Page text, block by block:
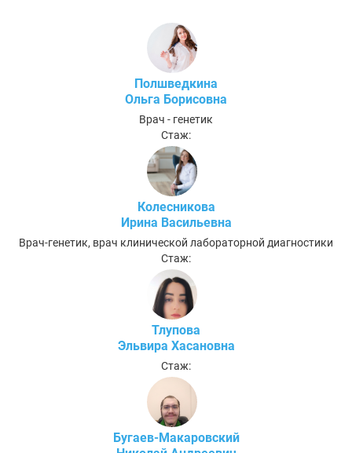
Полшведкина
Ольга Борисовна
Врач - генетик
Стаж:
Колесникова
Ирина Васильевна
Врач-генетик, врач клинической лабораторной диагностики
Стаж:
Тлупова
Эльвира Хасановна
Стаж:
Бугаев-Макаровский